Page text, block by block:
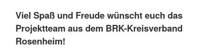
Viel Spaß und Freude wünscht euch das
Projektteam aus dem BRK-Kreisverband
Rosenheim!